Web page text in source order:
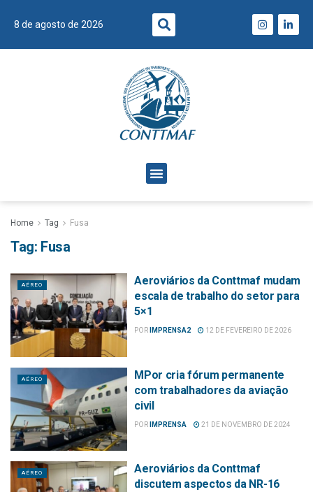
8 de agosto de 2026
Home Tag Fusa
Tag: Fusa
AÉREO
Aeroviários da Conttmaf mudam
escala de trabalho do setor para
5×1
POR IMPRENSA2 12 DE FEVEREIRO DE 2026
AÉREO
MPor cria fórum permanente
com trabalhadores da aviação
civil
POR IMPRENSA 21 DE NOVEMBRO DE 2024
AÉREO
Aeroviários da Conttmaf
discutem aspectos da NR-16